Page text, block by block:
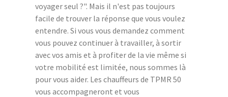
voyager seul ?". Mais il n'est pas toujours
facile de trouver la réponse que vous voulez
entendre. Si vous vous demandez comment
vous pouvez continuer à travailler, à sortir
avec vos amis et à profiter de la vie même si
votre mobilité est limitée, nous sommes là
pour vous aider. Les chauffeurs de TPMR 50
vous accompagneront et vous